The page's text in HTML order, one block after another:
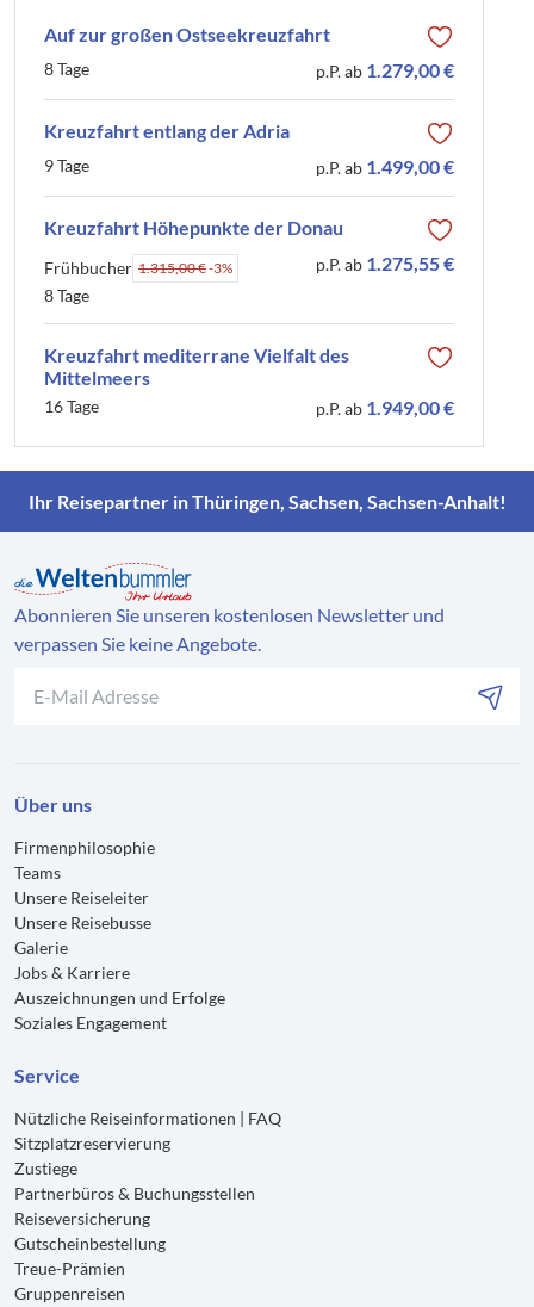
Auf zur großen Ostseekreuzfahrt
8 Tage p.P. ab 1.279,00 €
Kreuzfahrt entlang der Adria
9 Tage p.P. ab 1.499,00 €
Kreuzfahrt Höhepunkte der Donau
Frühbucher 1.315,00 €-3%
8 Tage
p.P. ab 1.275,55 €
Kreuzfahrt mediterrane Vielfalt des
Mittelmeers
16 Tage p.P. ab 1.949,00 €
Ihr Reisepartner in Thüringen, Sachsen, Sachsen-Anhalt!
Abonnieren Sie unseren kostenlosen Newsletter und
verpassen Sie keine Angebote.
Über uns
Firmenphilosophie
Teams
Unsere Reiseleiter
Unsere Reisebusse
Galerie
Jobs & Karriere
Auszeichnungen und Erfolge
Soziales Engagement
Service
Nützliche Reiseinformationen | FAQ
Sitzplatzreservierung
Zustiege
Partnerbüros & Buchungsstellen
Reiseversicherung
Gutscheinbestellung
Treue-Prämien
Gruppenreisen